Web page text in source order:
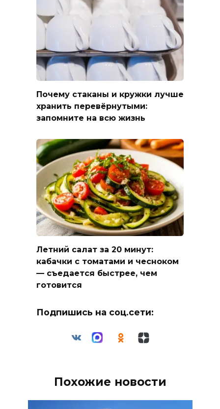
Почему стаканы и кружки лучше
хранить перевёрнутыми:
запомните на всю жизнь
Летний салат за 20 минут:
кабачки с томатами и чесноком
— съедается быстрее, чем
готовится
Подпишись на соц.сети:
Похожие новости